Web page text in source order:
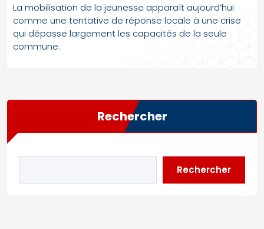
La mobilisation de la jeunesse apparaît aujourd’hui
comme une tentative de réponse locale à une crise
qui dépasse largement les capacités de la seule
commune.
Rechercher
Rechercher